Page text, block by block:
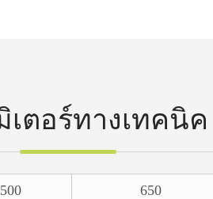
เตอร์ทางเทคนิค
500 650